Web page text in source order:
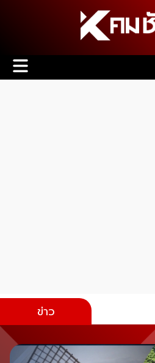
ข่าว